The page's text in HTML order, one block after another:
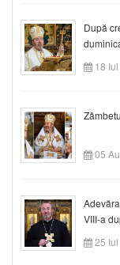
După
18
05
VIII-a
25